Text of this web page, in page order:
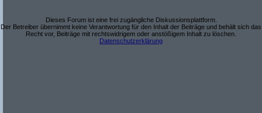
Dieses Forum ist eine frei zugängliche Diskussionsplattform.
Der Betreiber übernimmt keine Verantwortung für den Inhalt der Beiträge und behält sich das
Recht vor, Beiträge mit rechtswidrigem oder anstößigem Inhalt zu löschen.
Datenschutzerklärung